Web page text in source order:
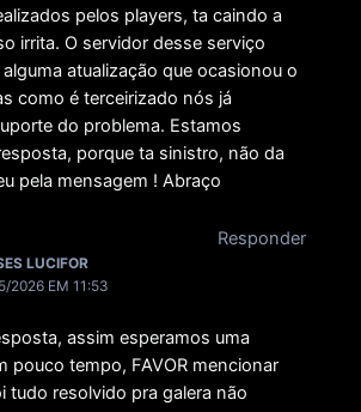
pelos players, ta caindo a
irrita. O servidor desse serviço
atualização que ocasionou o
como é terceirizado nós já
do problema. Estamos
porque ta sinistro, não da
pela mensagem ! Abraço
Responder
LUCIFOR
2026 EM 11:53
assim esperamos uma
pouco tempo, FAVOR mencionar
tudo resolvido pra galera não